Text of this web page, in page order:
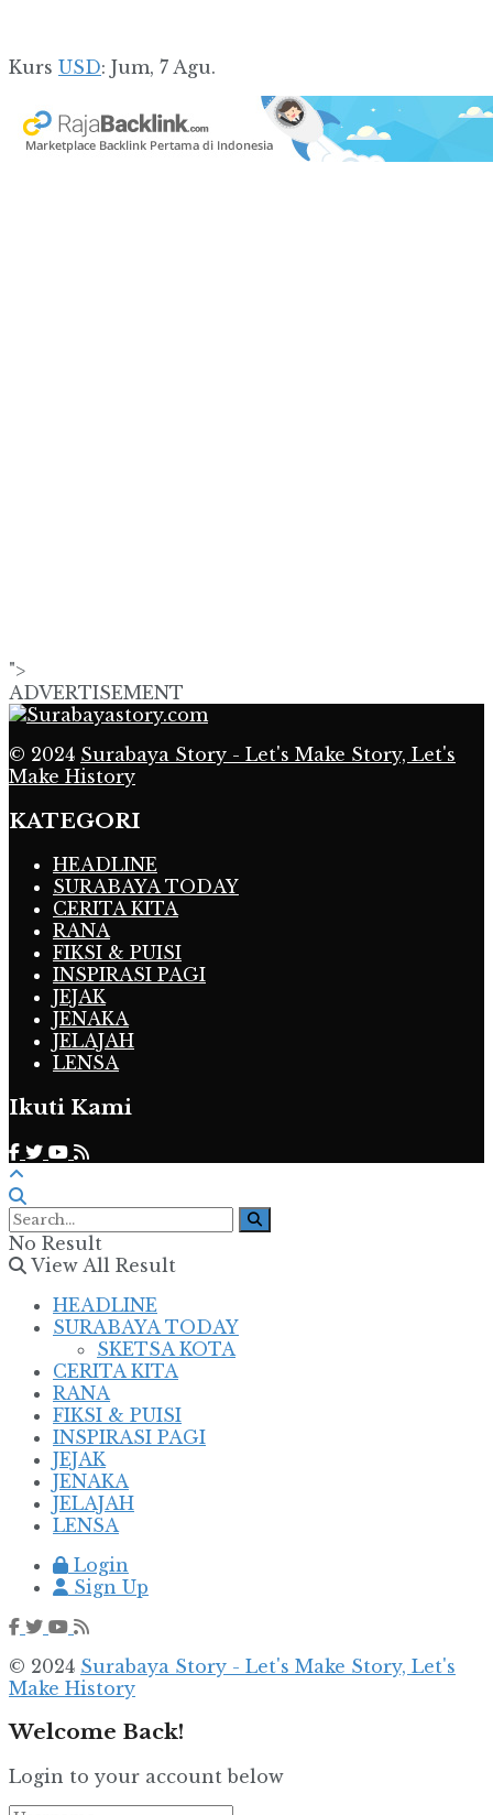
Kurs USD: Jum, 7 Agu.
">
ADVERTISEMENT
© 2024 Surabaya Story - Let's Make Story, Let's
Make History
KATEGORI
HEADLINE
SURABAYA TODAY
CERITA KITA
RANA
FIKSI & PUISI
INSPIRASI PAGI
JEJAK
JENAKA
JELAJAH
LENSA
Ikuti Kami
No Result
View All Result
HEADLINE
SURABAYA TODAY
SKETSA KOTA
CERITA KITA
RANA
FIKSI & PUISI
INSPIRASI PAGI
JEJAK
JENAKA
JELAJAH
LENSA
Login
Sign Up
© 2024 Surabaya Story - Let's Make Story, Let's
Make History
Welcome Back!
Login to your account below